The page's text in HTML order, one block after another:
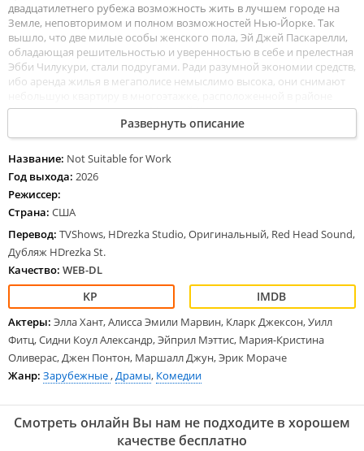
двадцатилетнего рубежа возможность жить в лучшем городе на
Земле, неповторимом и полном возможностей Нью-Йорке. Так
вышло, что две милые особы женского пола, Эй Джей Паскарелли,
обладающая решительностью и уверенностью в себе и прелестная
Эбби Чилукури, стали подругами. Ради разумной экономии средств,
ибо аренда жилья в мегаполисе немыслимо высока, они снимают
Манхэттена под названием Мюррей-Халл, довольно модном и
пафосном месте. Первая занимает должность в достаточно
известном инновационном банке, тогда как вторая трудится
личным ассистентом у раскрученного стилиста, обладающего
знакомятся с тремя симпатичными парнями, проживающими в
квартире напротив. Студент медицинского факультета Кел
Вашингтон страстно мечтает об артистической карьере, Дэвис
трудится в том же финансовом учреждении, что и Джей, тогда как
Джош является сыном медиамагната, но желает доказать
властному папаше, что отлично обойдется без его денег и связей.
Развернуть описание
Название: Not Suitable for Work
Год выхода: 2026
Режиссер:
Страна: США
Перевод: TVShows, HDrezka Studio, Оригинальный, Red Head Sound,
Дубляж HDrezka St.
Качество: WEB-DL
Актеры: Элла Хант, Алисса Эмили Марвин, Кларк Джексон, Уилл
Фитц, Сидни Коул Александр, Эйприл Мэттис, Мария-Кристина
Оливерас, Джен Понтон, Маршалл Джун, Эрик Мораче
Жанр: Зарубежные , Драмы, Комедии
Смотреть онлайн Вы нам не подходите в хорошем
качестве бесплатно